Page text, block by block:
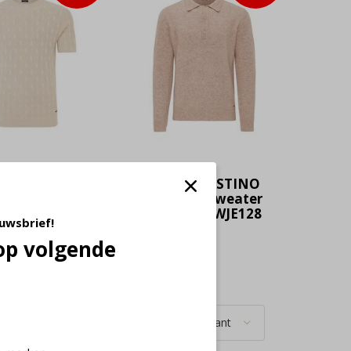
-
Tresanti FUSTINO
| Big polo sweater
Beige (TRKWJE128
volgende